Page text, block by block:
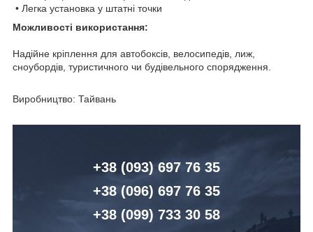
• Легка установка у штатні точки
Можливості використання:
Надійне кріплення для автобоксів, велосипедів, лиж,
сноубордів, туристичного чи будівельного спорядження.
Виробництво: Тайвань
+38 (093) 697 76 35
+38 (096) 697 76 35
+38 (099) 733 30 58